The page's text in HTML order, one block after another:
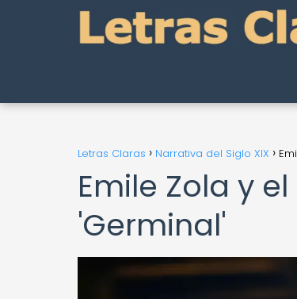
Letras Claras Narrativa del Siglo XIX
Emile Zola y
'Germinal'